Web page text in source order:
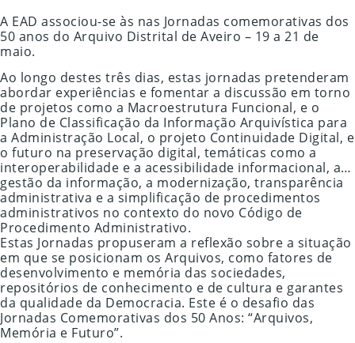
A EAD associou-se às nas Jornadas comemorativas dos
50 anos do Arquivo Distrital de Aveiro – 19 a 21 de
maio.
Ao longo destes três dias, estas jornadas pretenderam
abordar experiências e fomentar a discussão em torno
de projetos como a Macroestrutura Funcional, e o
Plano de Classificação da Informação Arquivística para
a Administração Local, o projeto Continuidade Digital, e
o futuro na preservação digital, temáticas como a
interoperabilidade e a acessibilidade informacional, a…
gestão da informação, a modernização, transparência
administrativa e a simplificação de procedimentos
administrativos no contexto do novo Código de
Procedimento Administrativo.
Estas Jornadas propuseram a reflexão sobre a situação
em que se posicionam os Arquivos, como fatores de
desenvolvimento e memória das sociedades,
repositórios de conhecimento e de cultura e garantes
da qualidade da Democracia. Este é o desafio das
Jornadas Comemorativas dos 50 Anos: “Arquivos,
Memória e Futuro”.